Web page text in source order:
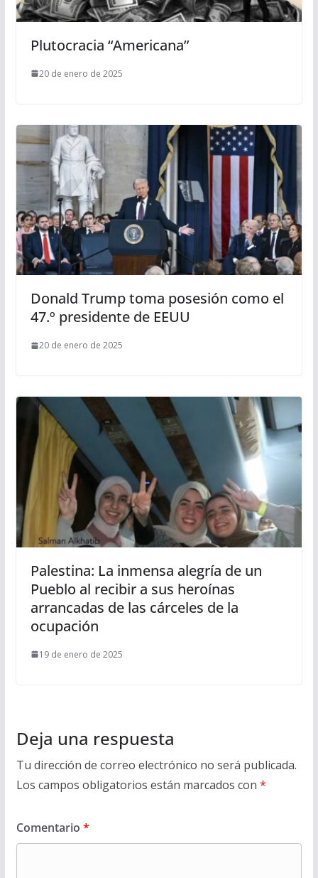
Plutocracia “Americana”
20 de enero de 2025
Donald Trump toma posesión como el
47.º presidente de EEUU
20 de enero de 2025
Palestina: La inmensa alegría de un
Pueblo al recibir a sus heroínas
arrancadas de las cárceles de la
ocupación
19 de enero de 2025
Deja una respuesta
Tu dirección de correo electrónico no será publicada.
Los campos obligatorios están marcados con *
Comentario *